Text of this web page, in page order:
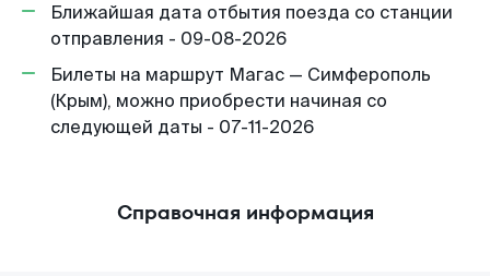
Ближайшая дата отбытия поезда со станции
отправления - 09-08-2026
Билеты на маршрут Магас — Симферополь
(Крым), можно приобрести начиная со
следующей даты - 07-11-2026
Справочная информация